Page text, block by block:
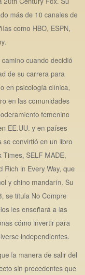
más de 10 canales de
como HBO, ESPN,
cuando decidió
de su carrera para
en psicología clínica,
en las comunidades
femenino
EE.UU. y en países
convirtió en un libro
SELF MADE,
Rich in Every Way, que
y chino mandarín. Su
se titula No Compre
les enseñará a las
cómo invertir para
independientes.
la manera de salir del
sin precedentes que